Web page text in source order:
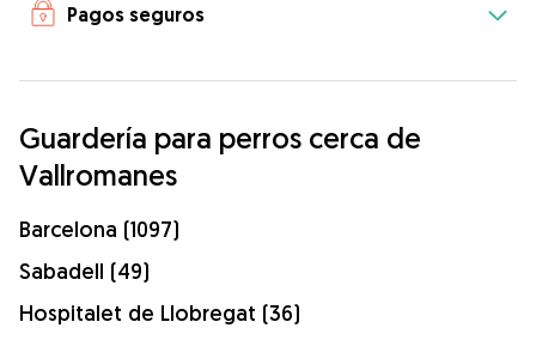
Pagos seguros
Guardería para perros cerca de
Vallromanes
Barcelona (1097)
Sabadell (49)
Hospitalet de Llobregat (36)